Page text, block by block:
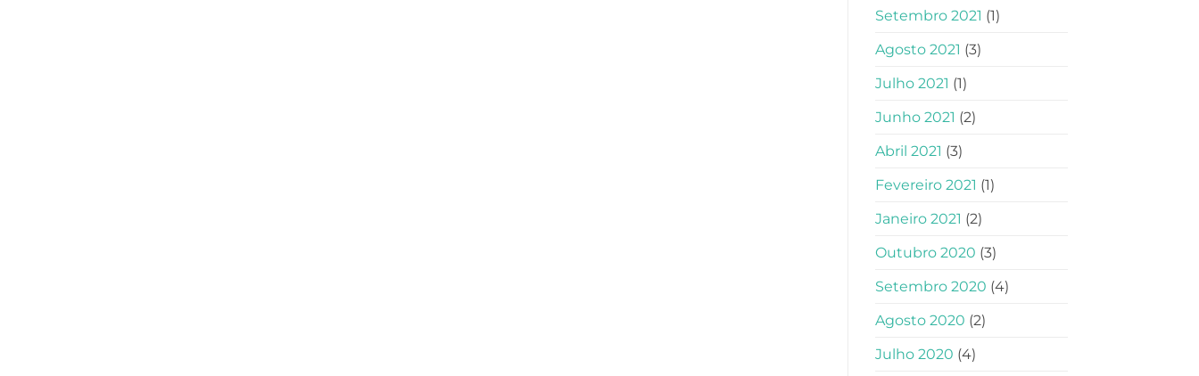
Setembro 2021 (1)
Agosto 2021 (3)
Julho 2021 (1)
Junho 2021 (2)
Abril 2021 (3)
Fevereiro 2021 (1)
Janeiro 2021 (2)
Outubro 2020 (3)
Setembro 2020 (4)
Agosto 2020 (2)
Julho 2020 (4)